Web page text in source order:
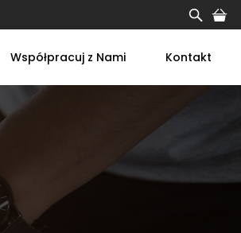
Współpracuj z Nami Kontakt